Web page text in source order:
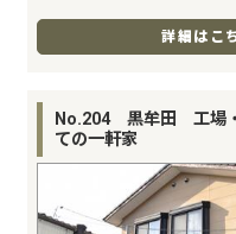
詳細はこ
No.204 黒牟田 工場
ての一軒家